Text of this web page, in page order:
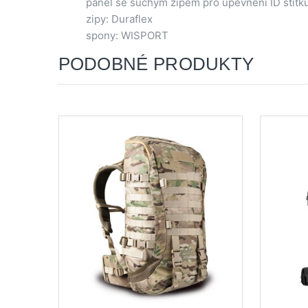
zipy: Duraflex
spony: WISPORT
PODOBNÉ PRODUKTY